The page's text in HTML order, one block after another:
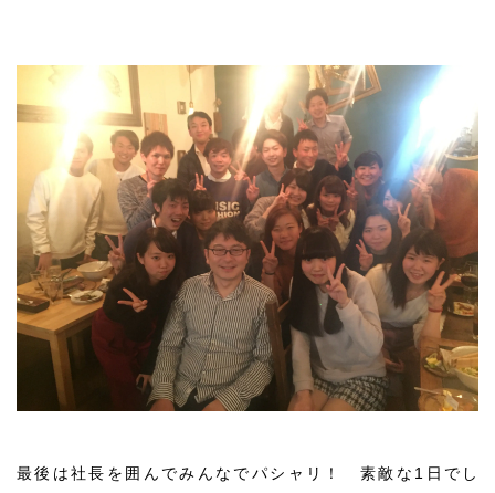
最後は社長を囲んでみんなでパシャリ！ 素敵な1日でし